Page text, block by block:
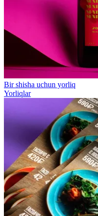
Bir shisha uchun yorliq
Yorliqlar